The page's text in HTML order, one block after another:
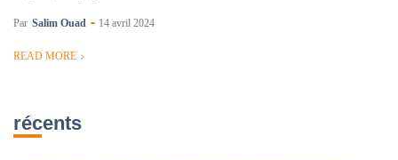
Par Salim Ouad 14 avril 2024
READ MORE
récents